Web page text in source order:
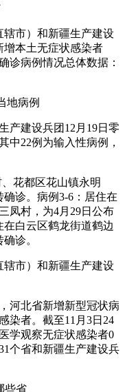
辖市）和新疆生产建设
增本土无症状感染者
诊病例情况总体数据：
地病例
产建设兵团12月19日零
中22例为输入性病例，
花都区花山镇永明
诊。病例3-6：居住在
凤村，为4月29日公布
白云区鹤龙街道鹤边
诊。
辖市）和新疆生产建设
河北省新增新型冠状病
染者。截至11月3日24
学观察无症状感染者0
个省和新疆生产建设兵
些省